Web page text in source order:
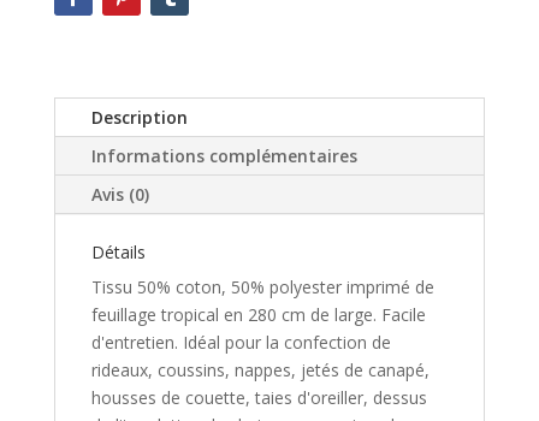
Description
Informations complémentaires
Avis (0)
Détails
Tissu 50% coton, 50% polyester imprimé de
feuillage tropical en 280 cm de large. Facile
d'entretien. Idéal pour la confection de
rideaux, coussins, nappes, jetés de canapé,
housses de couette, taies d'oreiller, dessus